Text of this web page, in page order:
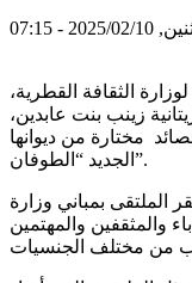
2025/02/10 - 07:15
الثقافة القطرية،
الموريتانية زينب بنت عابدين،
مختارة من ديوانها
الجديد “الطوفان”.
الملتقى بمباني وزارة
والمثقفين والمهتمين